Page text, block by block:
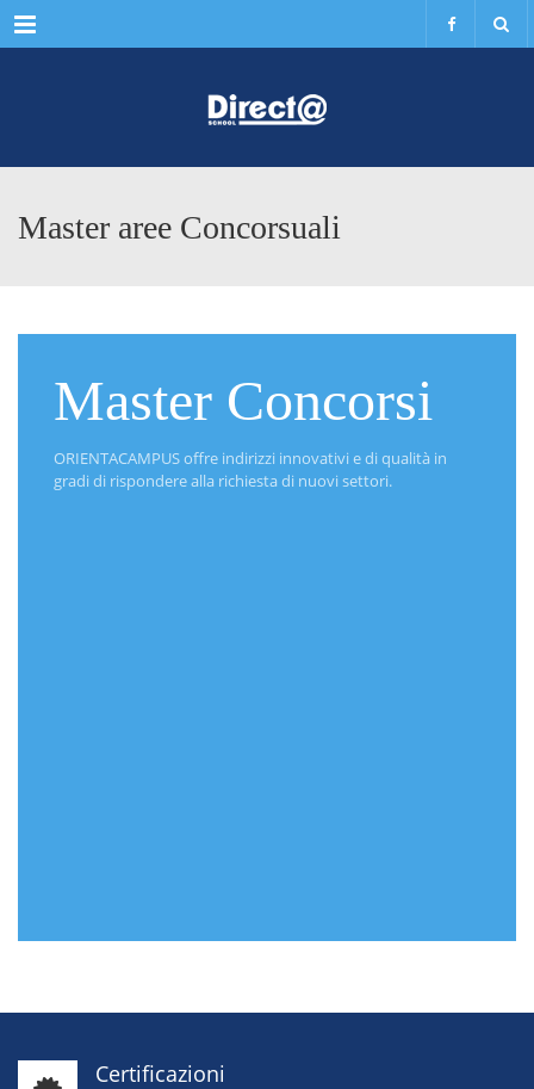
Menu
Master aree Concorsuali
Master Concorsi
ORIENTACAMPUS offre indirizzi innovativi e di qualità in
gradi di rispondere alla richiesta di nuovi settori.
Certificazioni